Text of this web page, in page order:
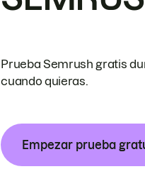
Prueba Semrush gratis
cuando quieras.
Empezar prueba